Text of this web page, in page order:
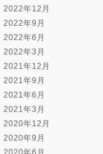
2022年12月
2022年9月
2022年6月
2022年3月
2021年12月
2021年9月
2021年6月
2021年3月
2020年12月
2020年9月
2020年6月